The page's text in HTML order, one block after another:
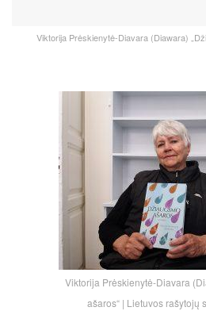
Viktorija Prėskienytė-Diavara (Diawara)
Viktorija Prėskienytė-Diavara
ašaros“ | Lietuvos rašytojų